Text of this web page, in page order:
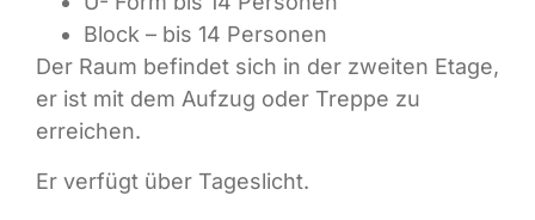
Block – bis 14 Personen
Der Raum befindet sich in der zweiten Etage,
er ist mit dem Aufzug oder Treppe zu
erreichen.
Er verfügt über Tageslicht.